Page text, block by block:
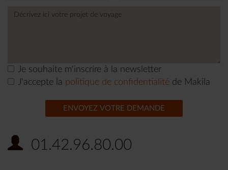
Je souhaite m'inscrire à la newsletter
J'accepte la politique de confidentialité de Makila
ENVOYEZ VOTRE DEMANDE
01.42.96.80.00